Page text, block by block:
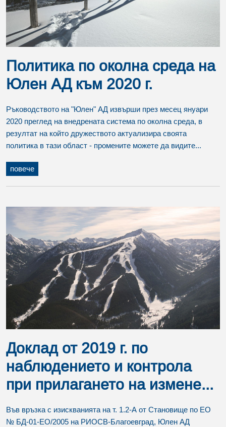
Политика по околна среда на
Юлен АД към 2020 г.
Ръководството на "Юлен" АД извърши през месец януари
2020 преглед на внедрената система по околна среда, в
резултат на който дружеството актуализира своята
политика в тази област - промените можете да видите...
повече
Доклад от 2019 г. по
наблюдението и контрола
при прилагането на измене...
Във връзка с изискванията на т. 1.2-А от Становище по ЕО
№ БД-01-ЕО/2005 на РИОСВ-Благоевград, Юлен АД